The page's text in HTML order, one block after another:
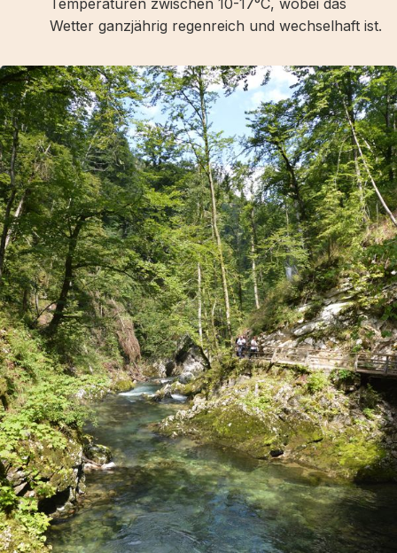
Temperaturen zwischen 10-17°C, wobei das
Wetter ganzjährig regenreich und wechselhaft ist.